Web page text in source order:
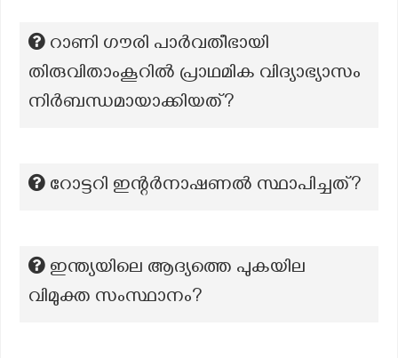
റാണി ഗൗരി പാർവതീഭായി
തിരുവിതാംകൂറിൽ പ്രാഥമിക വിദ്യാഭ്യാസം
നിർബന്ധമായാക്കിയത്?
റോട്ടറി ഇന്റർനാഷണൽ സ്ഥാപിച്ചത്?
ഇന്ത്യയിലെ ആദ്യത്തെ പുകയില
വിമുക്ത സംസ്ഥാനം?